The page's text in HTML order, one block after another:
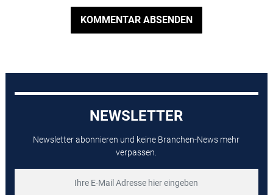
KOMMENTAR ABSENDEN
NEWSLETTER
Newsletter abonnieren und keine Branchen-News mehr
verpassen.